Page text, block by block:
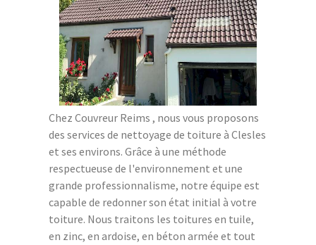
Chez Couvreur Reims , nous vous proposons
des services de nettoyage de toiture à Clesles
et ses environs. Grâce à une méthode
respectueuse de l'environnement et une
grande professionnalisme, notre équipe est
capable de redonner son état initial à votre
toiture. Nous traitons les toitures en tuile,
en zinc, en ardoise, en béton armée et tout